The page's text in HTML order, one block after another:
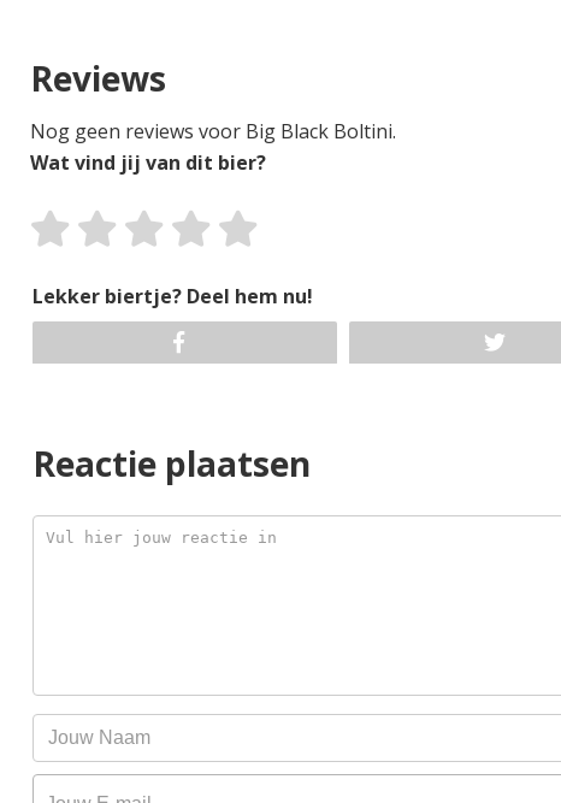
Reviews
Nog geen reviews voor Big Black Boltini.
Wat vind jij van dit bier?
Lekker biertje? Deel hem nu!
Reactie plaatsen